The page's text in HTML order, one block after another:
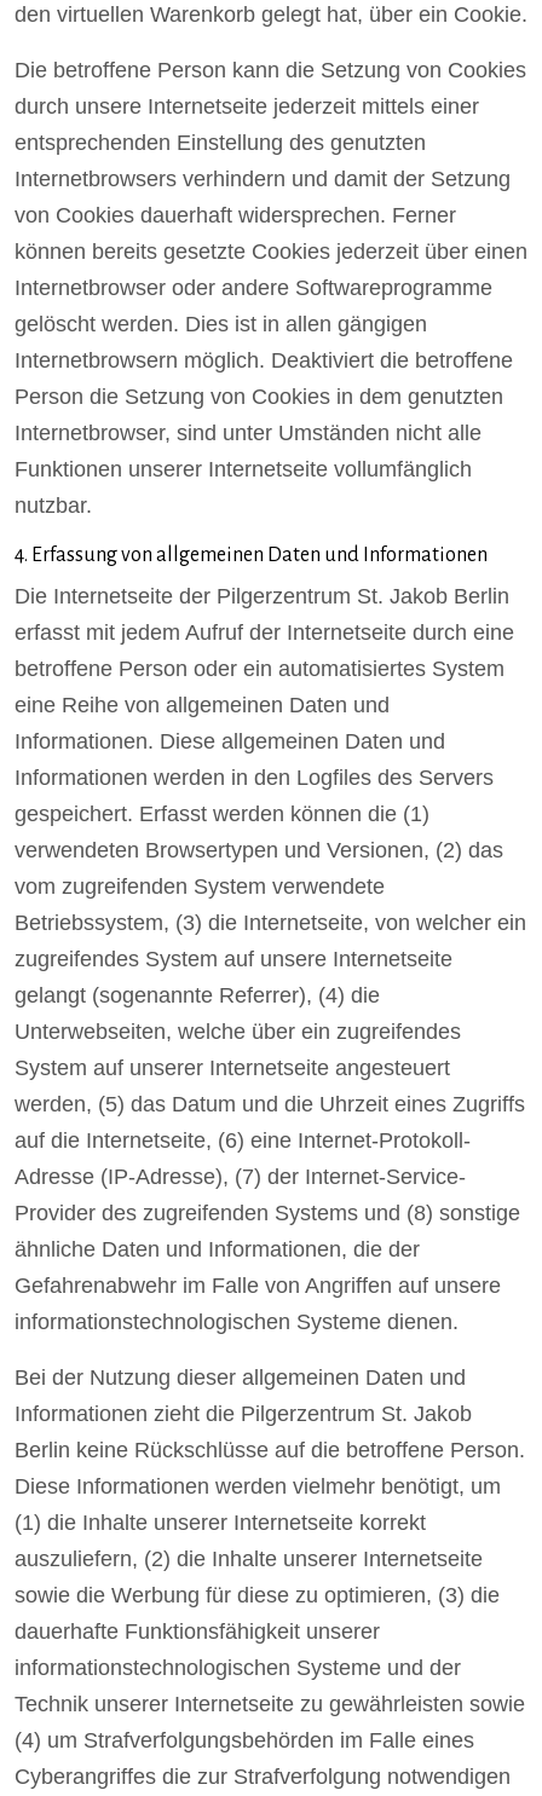
den virtuellen Warenkorb gelegt hat, über ein Cookie.
Die betroffene Person kann die Setzung von Cookies
durch unsere Internetseite jederzeit mittels einer
entsprechenden Einstellung des genutzten
Internetbrowsers verhindern und damit der Setzung
von Cookies dauerhaft widersprechen. Ferner
können bereits gesetzte Cookies jederzeit über einen
Internetbrowser oder andere Softwareprogramme
gelöscht werden. Dies ist in allen gängigen
Internetbrowsern möglich. Deaktiviert die betroffene
Person die Setzung von Cookies in dem genutzten
Internetbrowser, sind unter Umständen nicht alle
Funktionen unserer Internetseite vollumfänglich
nutzbar.
4. Erfassung von allgemeinen Daten und Informationen
Die Internetseite der Pilgerzentrum St. Jakob Berlin
erfasst mit jedem Aufruf der Internetseite durch eine
betroffene Person oder ein automatisiertes System
eine Reihe von allgemeinen Daten und
Informationen. Diese allgemeinen Daten und
Informationen werden in den Logfiles des Servers
gespeichert. Erfasst werden können die (1)
verwendeten Browsertypen und Versionen, (2) das
vom zugreifenden System verwendete
Betriebssystem, (3) die Internetseite, von welcher ein
zugreifendes System auf unsere Internetseite
gelangt (sogenannte Referrer), (4) die
Unterwebseiten, welche über ein zugreifendes
System auf unserer Internetseite angesteuert
werden, (5) das Datum und die Uhrzeit eines Zugriffs
auf die Internetseite, (6) eine Internet-Protokoll-
Adresse (IP-Adresse), (7) der Internet-Service-
Provider des zugreifenden Systems und (8) sonstige
ähnliche Daten und Informationen, die der
Gefahrenabwehr im Falle von Angriffen auf unsere
informationstechnologischen Systeme dienen.
Bei der Nutzung dieser allgemeinen Daten und
Informationen zieht die Pilgerzentrum St. Jakob
Berlin keine Rückschlüsse auf die betroffene Person.
Diese Informationen werden vielmehr benötigt, um
(1) die Inhalte unserer Internetseite korrekt
auszuliefern, (2) die Inhalte unserer Internetseite
sowie die Werbung für diese zu optimieren, (3) die
dauerhafte Funktionsfähigkeit unserer
informationstechnologischen Systeme und der
Technik unserer Internetseite zu gewährleisten sowie
(4) um Strafverfolgungsbehörden im Falle eines
Cyberangriffes die zur Strafverfolgung notwendigen